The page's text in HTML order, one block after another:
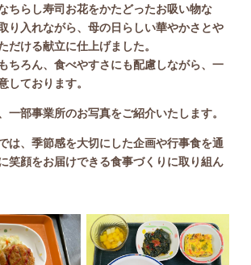
ちらし寿司お花をかたどったお吸い物な
り入れながら、母の日らしい華やかさとや
だける献立に仕上げました。
ちろん、食べやすさにも配慮しながら、一
しております。
一部事業所のお写真をご紹介いたします。
は、季節感を大切にした企画や行事食を通
笑顔をお届けできる食事づくりに取り組ん